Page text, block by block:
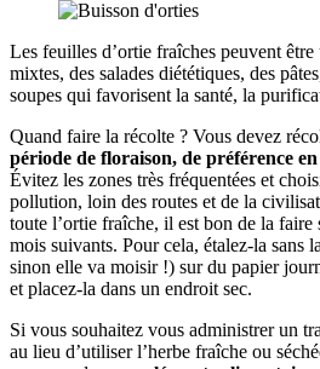
Les feuilles d’ortie fraîches peuvent
mixtes, des salades diététiques, des
soupes qui favorisent la santé, la
Quand faire la récolte ? Vous devez
période de floraison, de préférence
Évitez les zones très fréquentées et
pollution, loin des routes et de la
toute l’ortie fraîche, il est bon de la faire
mois suivants. Pour cela, étalez-la sans
sinon elle va moisir !) sur du papier
et placez-la dans un endroit sec.
Si vous souhaitez vous administrer un
au lieu d’utiliser l’herbe fraîche ou